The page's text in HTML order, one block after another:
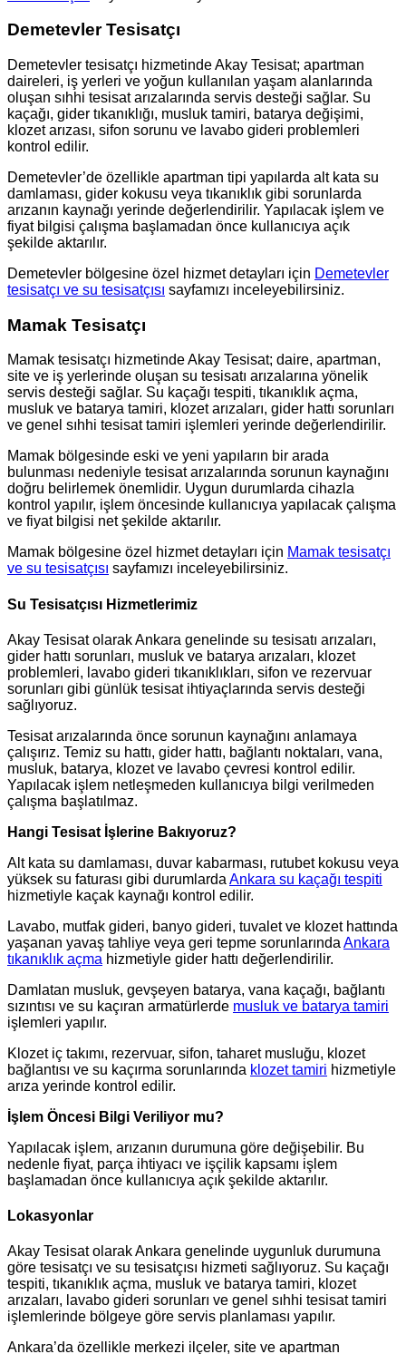
Demetevler Tesisatçı
Demetevler tesisatçı hizmetinde Akay Tesisat; apartman
daireleri, iş yerleri ve yoğun kullanılan yaşam alanlarında
oluşan sıhhi tesisat arızalarında servis desteği sağlar. Su
kaçağı, gider tıkanıklığı, musluk tamiri, batarya değişimi,
klozet arızası, sifon sorunu ve lavabo gideri problemleri
kontrol edilir.
Demetevler’de özellikle apartman tipi yapılarda alt kata su
damlaması, gider kokusu veya tıkanıklık gibi sorunlarda
arızanın kaynağı yerinde değerlendirilir. Yapılacak işlem ve
fiyat bilgisi çalışma başlamadan önce kullanıcıya açık
şekilde aktarılır.
Demetevler bölgesine özel hizmet detayları için Demetevler
tesisatçı ve su tesisatçısı sayfamızı inceleyebilirsiniz.
Mamak Tesisatçı
Mamak tesisatçı hizmetinde Akay Tesisat; daire, apartman,
site ve iş yerlerinde oluşan su tesisatı arızalarına yönelik
servis desteği sağlar. Su kaçağı tespiti, tıkanıklık açma,
musluk ve batarya tamiri, klozet arızaları, gider hattı sorunları
ve genel sıhhi tesisat tamiri işlemleri yerinde değerlendirilir.
Mamak bölgesinde eski ve yeni yapıların bir arada
bulunması nedeniyle tesisat arızalarında sorunun kaynağını
doğru belirlemek önemlidir. Uygun durumlarda cihazla
kontrol yapılır, işlem öncesinde kullanıcıya yapılacak çalışma
ve fiyat bilgisi net şekilde aktarılır.
Mamak bölgesine özel hizmet detayları için Mamak tesisatçı
ve su tesisatçısı sayfamızı inceleyebilirsiniz.
Su Tesisatçısı Hizmetlerimiz
Akay Tesisat olarak Ankara genelinde su tesisatı arızaları,
gider hattı sorunları, musluk ve batarya arızaları, klozet
problemleri, lavabo gideri tıkanıklıkları, sifon ve rezervuar
sorunları gibi günlük tesisat ihtiyaçlarında servis desteği
sağlıyoruz.
Tesisat arızalarında önce sorunun kaynağını anlamaya
çalışırız. Temiz su hattı, gider hattı, bağlantı noktaları, vana,
musluk, batarya, klozet ve lavabo çevresi kontrol edilir.
Yapılacak işlem netleşmeden kullanıcıya bilgi verilmeden
çalışma başlatılmaz.
Hangi Tesisat İşlerine Bakıyoruz?
Alt kata su damlaması, duvar kabarması, rutubet kokusu veya
yüksek su faturası gibi durumlarda Ankara su kaçağı tespiti
hizmetiyle kaçak kaynağı kontrol edilir.
Lavabo, mutfak gideri, banyo gideri, tuvalet ve klozet hattında
yaşanan yavaş tahliye veya geri tepme sorunlarında Ankara
tıkanıklık açma hizmetiyle gider hattı değerlendirilir.
Damlatan musluk, gevşeyen batarya, vana kaçağı, bağlantı
sızıntısı ve su kaçıran armatürlerde musluk ve batarya tamiri
işlemleri yapılır.
Klozet iç takımı, rezervuar, sifon, taharet musluğu, klozet
bağlantısı ve su kaçırma sorunlarında klozet tamiri hizmetiyle
arıza yerinde kontrol edilir.
İşlem Öncesi Bilgi Veriliyor mu?
Yapılacak işlem, arızanın durumuna göre değişebilir. Bu
nedenle fiyat, parça ihtiyacı ve işçilik kapsamı işlem
başlamadan önce kullanıcıya açık şekilde aktarılır.
Lokasyonlar
Akay Tesisat olarak Ankara genelinde uygunluk durumuna
göre tesisatçı ve su tesisatçısı hizmeti sağlıyoruz. Su kaçağı
tespiti, tıkanıklık açma, musluk ve batarya tamiri, klozet
arızaları, lavabo gideri sorunları ve genel sıhhi tesisat tamiri
işlemlerinde bölgeye göre servis planlaması yapılır.
Ankara’da özellikle merkezi ilçeler, site ve apartman